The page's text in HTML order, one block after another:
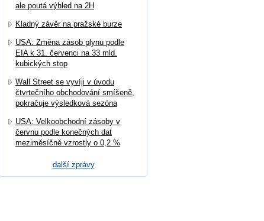
ale poutá výhled na 2H
Kladný závěr na pražské burze
USA: Změna zásob plynu podle
EIA k 31. červenci na 33 mld.
kubických stop
Wall Street se vyvíji v úvodu
čtvrtečního obchodování smíšeně,
pokračuje výsledková sezóna
USA: Velkoobchodní zásoby v
červnu podle konečných dat
meziměsíčně vzrostly o 0,2 %
další zprávy